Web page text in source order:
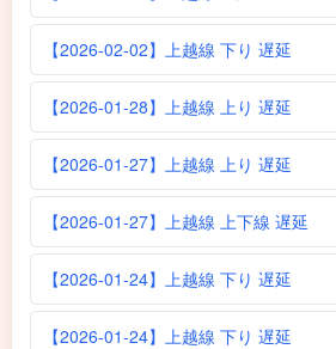
【2026-02-02】上越線 下り 遅延
【2026-01-28】上越線 上り 遅延
【2026-01-27】上越線 上り 遅延
【2026-01-27】上越線 上下線 遅延
【2026-01-24】上越線 下り 遅延
【2026-01-24】上越線 下り 遅延